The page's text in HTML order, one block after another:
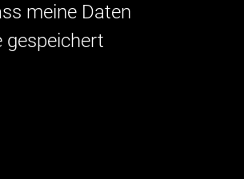
meine Daten
gespeichert